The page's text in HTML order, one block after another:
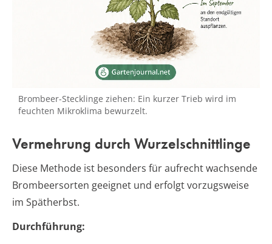
Brombeer-Stecklinge ziehen: Ein kurzer Trieb wird im
feuchten Mikroklima bewurzelt.
Vermehrung durch Wurzelschnittlinge
Diese Methode ist besonders für aufrecht wachsende
Brombeersorten geeignet und erfolgt vorzugsweise
im Spätherbst.
Durchführung: